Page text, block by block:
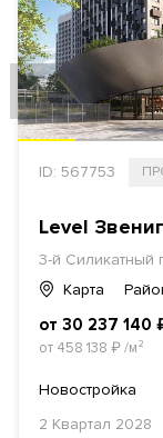
ID: 567753
Level
3-й Силикатный
Карта
от 30 237 140
от 458 138 ₽/м²
Новостройка
2 Квартал 2028